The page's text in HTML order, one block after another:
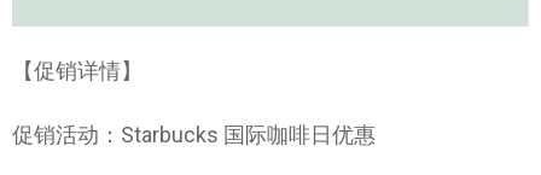
【促销详情】
促销活动：Starbucks 国际咖啡日优惠